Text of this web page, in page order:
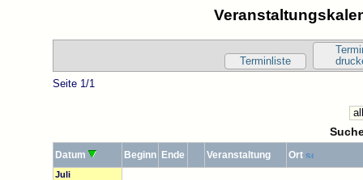
Terminliste
Seite 1/1
Datum Beginn Ende Veranstaltung Ort
Juli